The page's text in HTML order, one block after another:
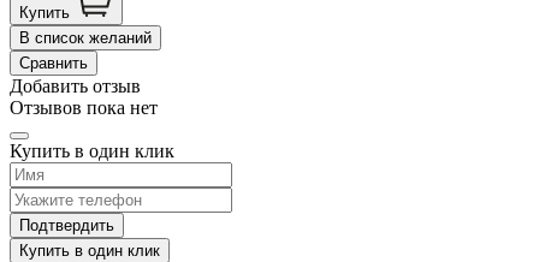
Купить
В список желаний
Сравнить
Добавить отзыв
Отзывов пока нет
Купить в один клик
Подтвердить
Купить в один клик